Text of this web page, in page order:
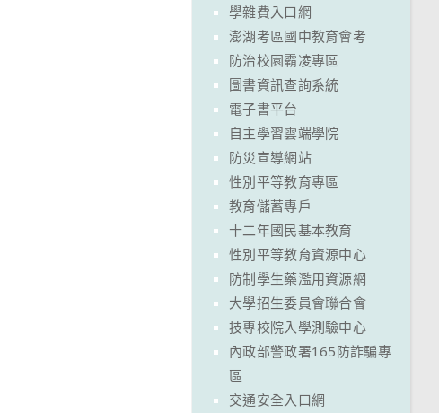
學雜費入口網
澎湖考區國中教育會考
防治校園霸凌專區
圖書資訊查詢系統
電子書平台
自主學習雲端學院
防災宣導網站
性別平等教育專區
教育儲蓄專戶
十二年國民基本教育
性別平等教育資源中心
防制學生藥濫用資源網
大學招生委員會聯合會
技專校院入學測驗中心
內政部警政署165防詐騙專
區
交通安全入口網